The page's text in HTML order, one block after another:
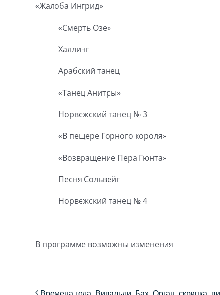
«Жалоба Ингрид»
«Смерть Озе»
Халлинг
Арабский танец
«Танец Анитры»
Норвежский танец № 3
«В пещере Горного короля»
«Возвращение Пера Гюнта»
Песня Сольвейг
Норвежский танец № 4
В программе возможны изменения